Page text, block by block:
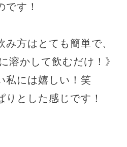
です！
み方はとても簡単で、
溶かして飲むだけ！》
私には嬉しい！笑
とした感じです！